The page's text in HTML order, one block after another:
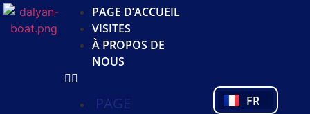
PAGE D’ACCUEIL
VISITES
À PROPOS DE
NOUS
PAGE
FR
PT
TR